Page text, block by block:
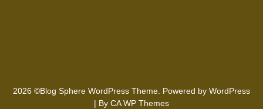
2026 ©Blog Sphere WordPress Theme. Powered by WordPress
| By CA WP Themes